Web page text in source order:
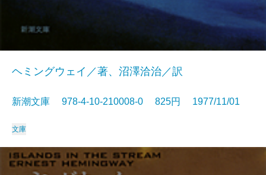
ヘミングウェイ／著、沼澤洽治／訳
新潮文庫 978-4-10-210008-0 825円 1977/11/01
文庫